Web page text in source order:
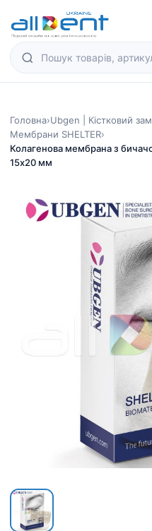
Головна›Ubgen | Кістковий
Мембрани SHELTER›
Колагенова мембрана з
15х20 мм